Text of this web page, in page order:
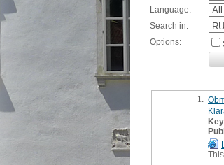
Language:
Search in:
Options:
1.